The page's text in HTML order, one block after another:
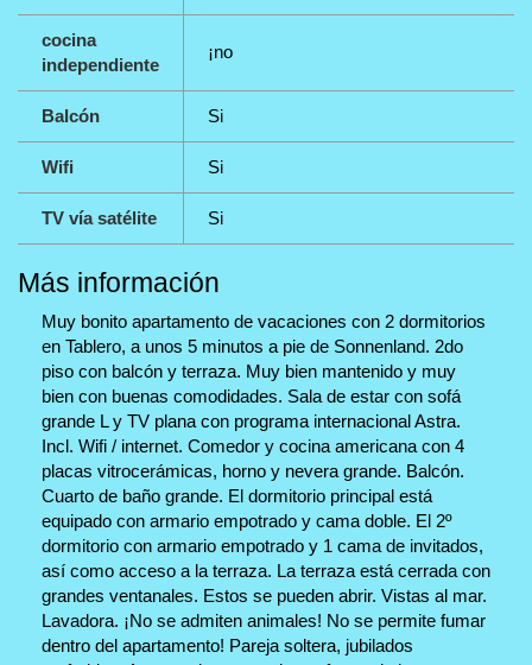
cocina
independiente
¡no
Balcón Si
Wifi Si
TV vía satélite Si
Más información
Muy bonito apartamento de vacaciones con 2 dormitorios
en Tablero, a unos 5 minutos a pie de Sonnenland. 2do
piso con balcón y terraza. Muy bien mantenido y muy
bien con buenas comodidades. Sala de estar con sofá
grande L y TV plana con programa internacional Astra.
Incl. Wifi / internet. Comedor y cocina americana con 4
placas vitrocerámicas, horno y nevera grande. Balcón.
Cuarto de baño grande. El dormitorio principal está
equipado con armario empotrado y cama doble. El 2º
dormitorio con armario empotrado y 1 cama de invitados,
así como acceso a la terraza. La terraza está cerrada con
grandes ventanales. Estos se pueden abrir. Vistas al mar.
Lavadora. ¡No se admiten animales! No se permite fumar
dentro del apartamento! Pareja soltera, jubilados